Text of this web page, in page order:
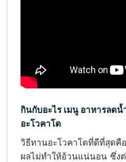
กินกับอะไร เมนู อาหารลด
อะโวคาโด
วิธีทานอะโวคาโดที่ดีที่สุดคื
ผลไม่ทำให้อ้วนแน่นอน ซึ่ง